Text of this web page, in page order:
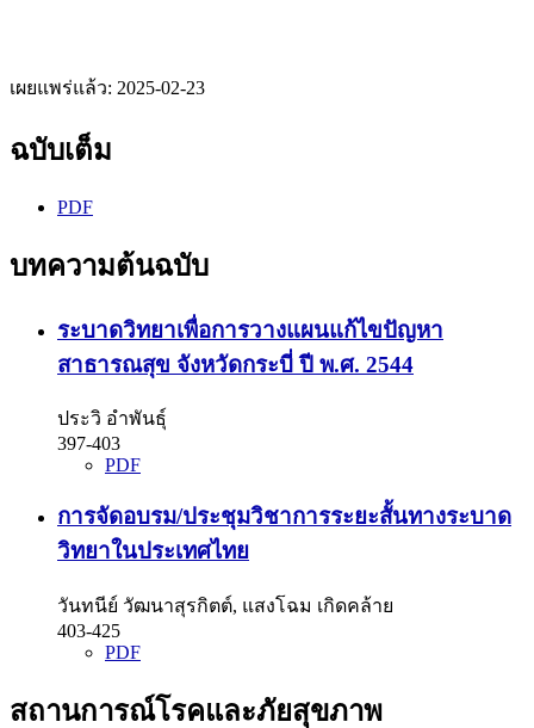
เผยแพร่แล้ว: 2025-02-23
ฉบับเต็ม
PDF
บทความต้นฉบับ
ระบาดวิทยาเพื่อการวางแผนแก้ไขปัญหา
สาธารณสุข จังหวัดกระบี่ ปี พ.ศ. 2544
ประวิ อำพันธุ์
397-403
PDF
การจัดอบรม/ประชุมวิชาการระยะสั้นทางระบาด
วิทยาในประเทศไทย
วันทนีย์ วัฒนาสุรกิตต์, แสงโฉม เกิดคล้าย
403-425
PDF
สถานการณ์โรคและภัยสุขภาพ